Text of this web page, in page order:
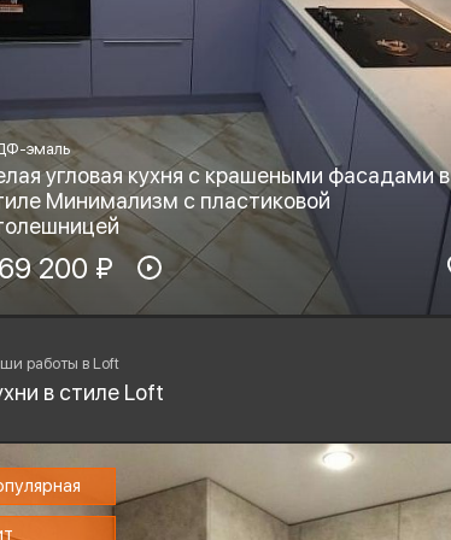
эмаль
угловая кухня с крашеными фасадами в
Минимализм с пластиковой
фасадов:
эмаль HPL+основа
Blum
200 ₽
работы в Loft
в стиле Loft